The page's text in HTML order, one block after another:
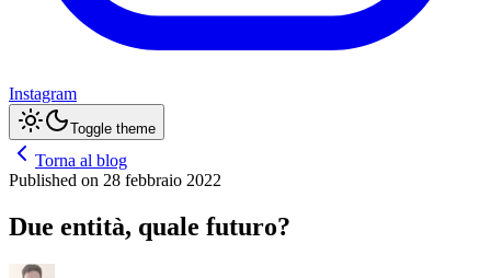
Instagram
Toggle theme
Torna al blog
Published on 28 febbraio 2022
Due entità, quale futuro?